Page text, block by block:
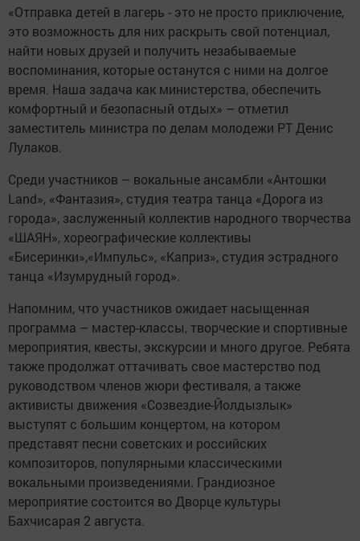
«Отправка детей в лагерь - это не просто приключение,
это возможность для них раскрыть свой потенциал,
найти новых друзей и получить незабываемые
воспоминания, которые останутся с ними на долгое
время. Наша задача как министерства, обеспечить
комфортный и безопасный отдых» – отметил
заместитель министра по делам молодежи РТ Денис
Лулаков.
Среди участников – вокальные ансамбли «Антошки
Land», «Фантазия», студия театра танца «Дорога из
города», заслуженный коллектив народного творчества
«ШАЯН», хореографические коллективы
«Бисеринки»,«Импульс», «Каприз», студия эстрадного
танца «Изумрудный город».
Напомним, что участников ожидает насыщенная
программа – мастер-классы, творческие и спортивные
мероприятия, квесты, экскурсии и много другое. Ребята
также продолжат оттачивать свое мастерство под
руководством членов жюри фестиваля, а также
активисты движения «Созвездие-Йолдызлык»
выступят с большим концертом, на котором
представят песни советских и российских
композиторов, популярными классическими
вокальными произведениями. Грандиозное
мероприятие состоится во Дворце культуры
Бахчисарая 2 августа.